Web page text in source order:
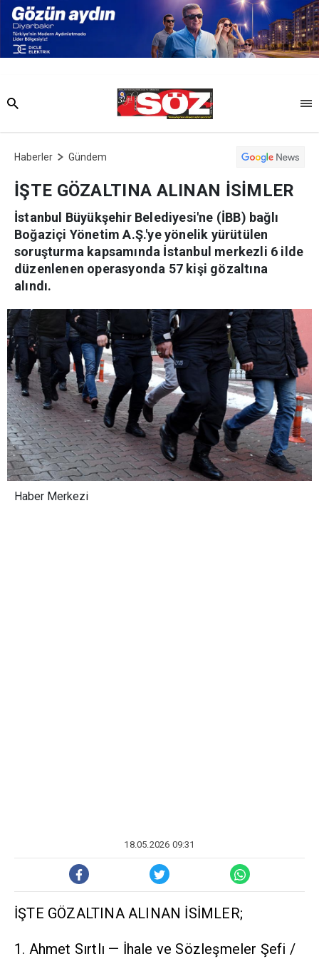
Haberler Gündem
İŞTE GÖZALTINA ALINAN İSİMLER
İstanbul Büyükşehir Belediyesi'ne (İBB) bağlı
Boğaziçi Yönetim A.Ş.'ye yönelik yürütülen
soruşturma kapsamında İstanbul merkezli 6 ilde
düzenlenen operasyonda 57 kişi gözaltına
alındı.
Haber Merkezi
18.05.2026 09:31
İŞTE GÖZALTINA ALINAN İSİMLER;
1. Ahmet Sırtlı — İhale ve Sözleşmeler Şefi /